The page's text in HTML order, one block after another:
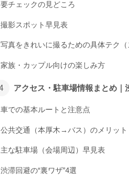
要チェックの見どころ
撮影スポット早見表
写真をきれいに撮るための具体テク（
家族・カップル向けの楽しみ方
アクセス・駐車場情報まとめ｜
車での基本ルートと注意点
公共交通（本厚木→バス）のメリット
主な駐車場（会場周辺）早見表
渋滞回避の“裏ワザ”4選